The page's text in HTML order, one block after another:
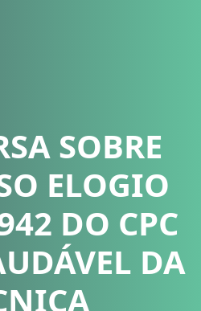
SOBRE
ELOGIO
DO CPC
DA